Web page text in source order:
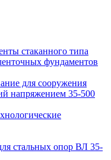
стаканного типа
фундаментов
для сооружения
напряжением 35-500
стальных опор ВЛ 35-